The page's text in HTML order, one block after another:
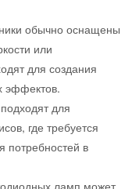
обычно оснащены
или
для создания
эффектов.
для
где требуется
потребностей в
ламп может